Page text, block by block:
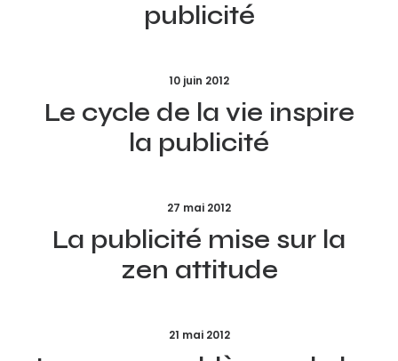
publicité
10 juin 2012
Le cycle de la vie inspire
la publicité
27 mai 2012
La publicité mise sur la
zen attitude
21 mai 2012